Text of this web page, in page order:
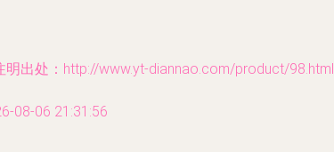
明出处：http://www.yt-diannao.com/product/98.html
08-06 21:31:56